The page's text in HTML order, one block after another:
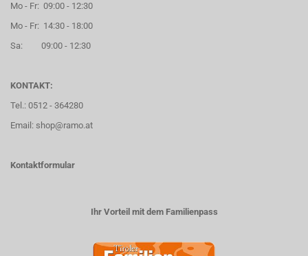
Mo - Fr: 09:00 - 12:30
Mo - Fr: 14:30 - 18:00
Sa: 09:00 - 12:30
KONTAKT:
Tel.: 0512 - 364280
Email: shop@ramo.at
Kontaktformular
Ihr Vorteil mit dem Familienpass